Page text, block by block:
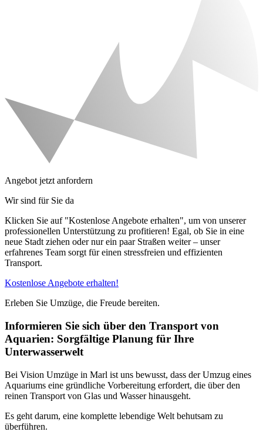
Angebot jetzt anfordern
Wir sind für Sie da
Klicken Sie auf "Kostenlose Angebote erhalten", um von unserer
professionellen Unterstützung zu profitieren! Egal, ob Sie in eine
neue Stadt ziehen oder nur ein paar Straßen weiter – unser
erfahrenes Team sorgt für einen stressfreien und effizienten
Transport.
Kostenlose Angebote erhalten!
Erleben Sie Umzüge, die Freude bereiten.
Informieren Sie sich über den Transport von
Aquarien: Sorgfältige Planung für Ihre
Unterwasserwelt
Bei Vision Umzüge in Marl ist uns bewusst, dass der Umzug eines
Aquariums eine gründliche Vorbereitung erfordert, die über den
reinen Transport von Glas und Wasser hinausgeht.
Es geht darum, eine komplette lebendige Welt behutsam zu
überführen.